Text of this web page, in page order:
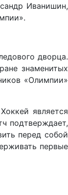
Иванишин,
дворца.
знаменитых
«Олимпии»
является
подтверждает,
перед собой
первые